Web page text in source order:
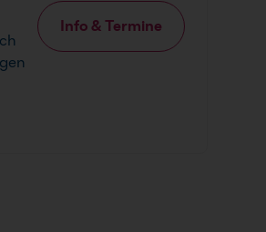
Info & Termine